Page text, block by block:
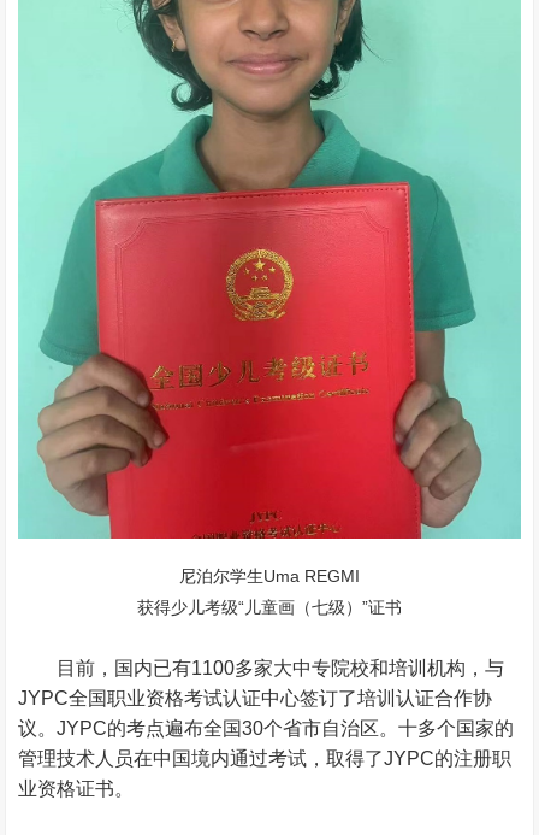
尼泊尔学生Uma REGMI
​获得少儿考级“儿童画（七级）”证书
目前，国内已有1100多家大中专院校和培训机构，与
JYPC全国职业资格考试认证中心签订了培训认证合作协
议。JYPC的考点遍布全国30个省市自治区。十多个国家的
管理技术人员在中国境内通过考试，取得了JYPC的注册职
业资格证书。